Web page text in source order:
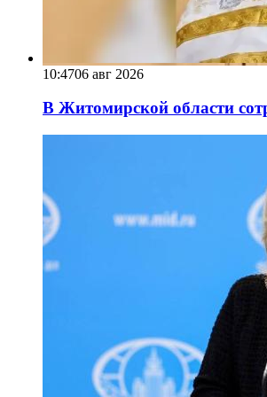
10:4706 авг 2026
В Житомирской области